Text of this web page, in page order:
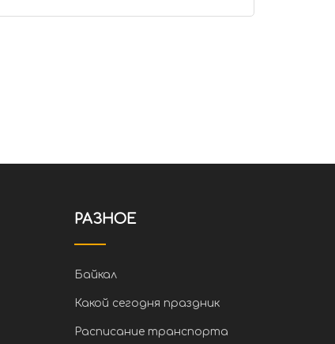
РАЗНОЕ
Байкал
Какой сегодня праздник
Расписание транспорта